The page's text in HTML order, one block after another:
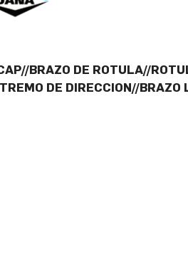
BRAZO DE ROTULA//
DE DIRECCION//